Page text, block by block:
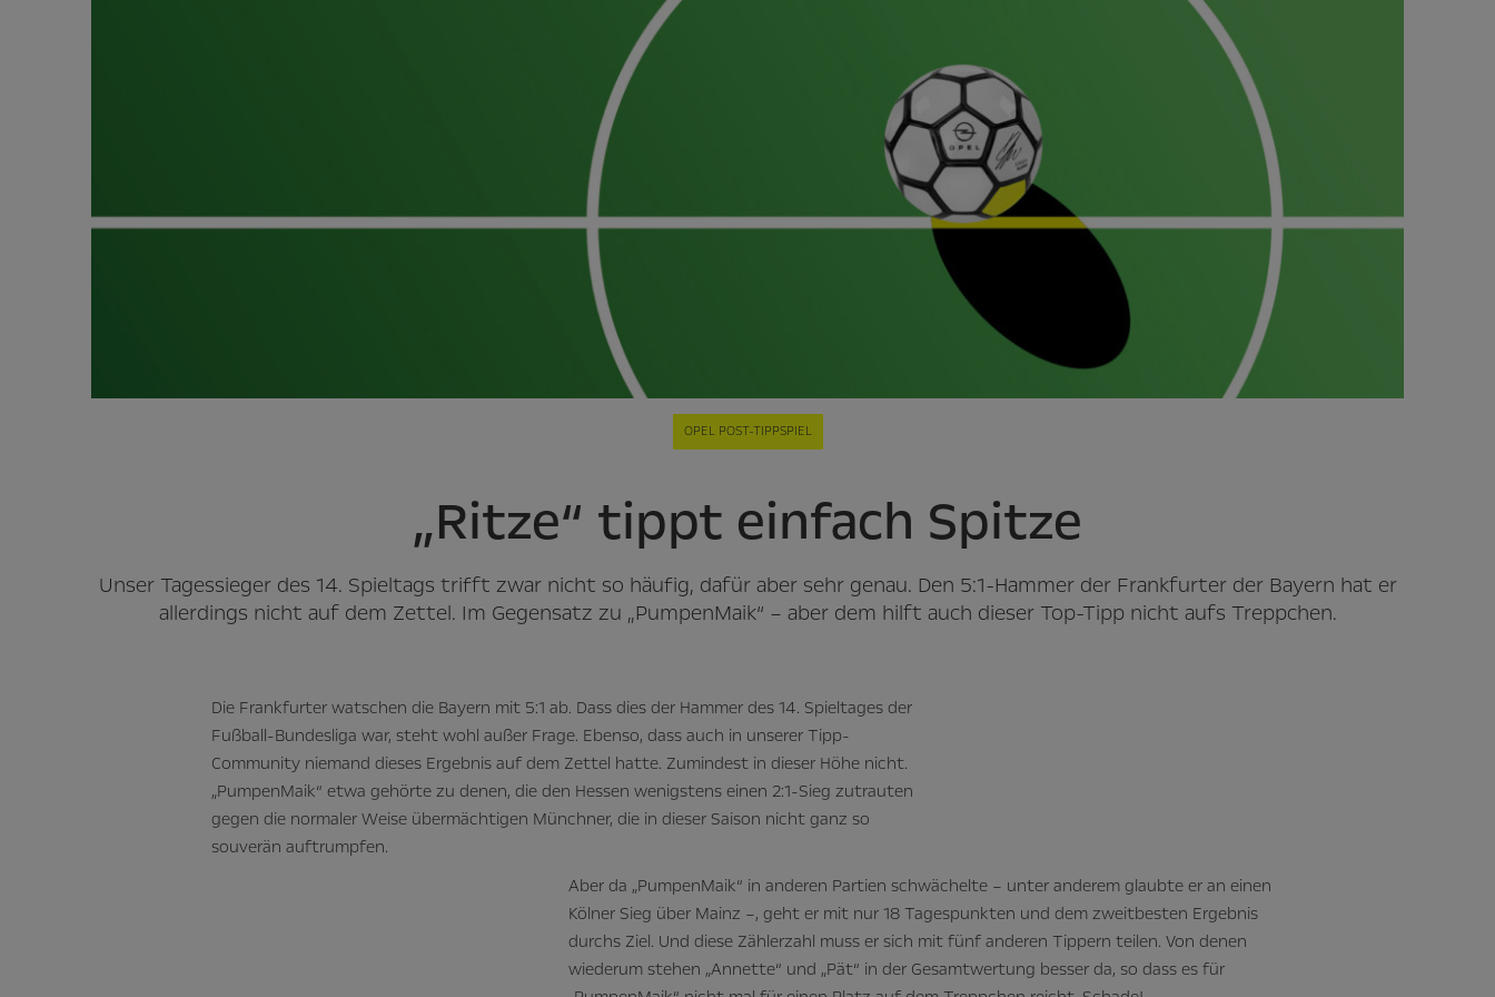
OPEL POST-TIPPSPIEL
„Ritze“ tippt einfach Spitze
Unser Tagessieger des 14. Spieltags trifft zwar nicht so häufig, dafür aber sehr genau. Den 5:1-Hammer der Frankfurter der Bayern hat er
allerdings nicht auf dem Zettel. Im Gegensatz zu „PumpenMaik“ – aber dem hilft auch dieser Top-Tipp nicht aufs Treppchen.
Die Frankfurter watschen die Bayern mit 5:1 ab. Dass dies der Hammer des 14. Spieltages der
Fußball-Bundesliga war, steht wohl außer Frage. Ebenso, dass auch in unserer Tipp-
Community niemand dieses Ergebnis auf dem Zettel hatte. Zumindest in dieser Höhe nicht.
„PumpenMaik“ etwa gehörte zu denen, die den Hessen wenigstens einen 2:1-Sieg zutrauten
gegen die normaler Weise übermächtigen Münchner, die in dieser Saison nicht ganz so
souverän auftrumpfen.
Aber da „PumpenMaik“ in anderen Partien schwächelte – unter anderem glaubte er an einen
Kölner Sieg über Mainz –, geht er mit nur 18 Tagespunkten und dem zweitbesten Ergebnis
durchs Ziel. Und diese Zählerzahl muss er sich mit fünf anderen Tippern teilen. Von denen
wiederum stehen „Annette“ und „Pät“ in der Gesamtwertung besser da, so dass es für